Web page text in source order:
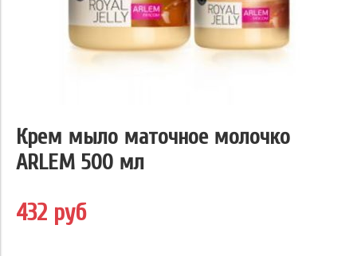
Крем мыло маточное молочко
ARLEM 500 мл
432 руб